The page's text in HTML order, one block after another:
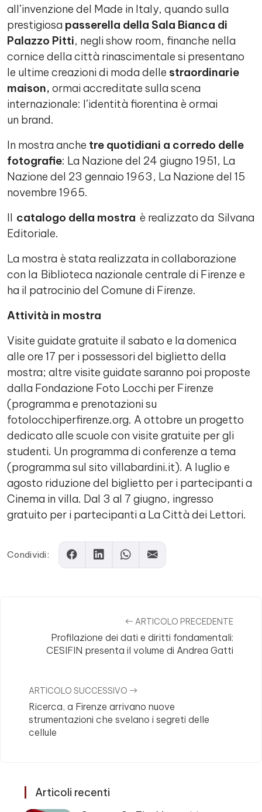
all’invenzione del Made in Italy, quando sulla
prestigiosa passerella della Sala Bianca di
Palazzo Pitti, negli show room, finanche nella
cornice della città rinascimentale si presentano
le ultime creazioni di moda delle straordinarie
maison, ormai accreditate sulla scena
internazionale: l’identità fiorentina è ormai
un brand.
In mostra anche tre quotidiani a corredo delle
fotografie: La Nazione del 24 giugno 1951, La
Nazione del 23 gennaio 1963, La Nazione del 15
novembre 1965.
Il catalogo della mostra è realizzato da Silvana
Editoriale.
La mostra è stata realizzata in collaborazione
con la Biblioteca nazionale centrale di Firenze e
ha il patrocinio del Comune di Firenze.
Attività in mostra
Visite guidate gratuite il sabato e la domenica
alle ore 17 per i possessori del biglietto della
mostra; altre visite guidate saranno poi proposte
dalla Fondazione Foto Locchi per Firenze
(programma e prenotazioni su
fotolocchiperfirenze.org. A ottobre un progetto
dedicato alle scuole con visite gratuite per gli
studenti. Un programma di conferenze a tema
(programma sul sito villabardini.it). A luglio e
agosto riduzione del biglietto per i partecipanti a
Cinema in villa. Dal 3 al 7 giugno, ingresso
gratuito per i partecipanti a La Città dei Lettori.
Condividi:
ARTICOLO PRECEDENTE
Profilazione dei dati e diritti fondamentali:
CESIFIN presenta il volume di Andrea Gatti
ARTICOLO SUCCESSIVO
Ricerca, a Firenze arrivano nuove
strumentazioni che svelano i segreti delle
cellule
Articoli recenti